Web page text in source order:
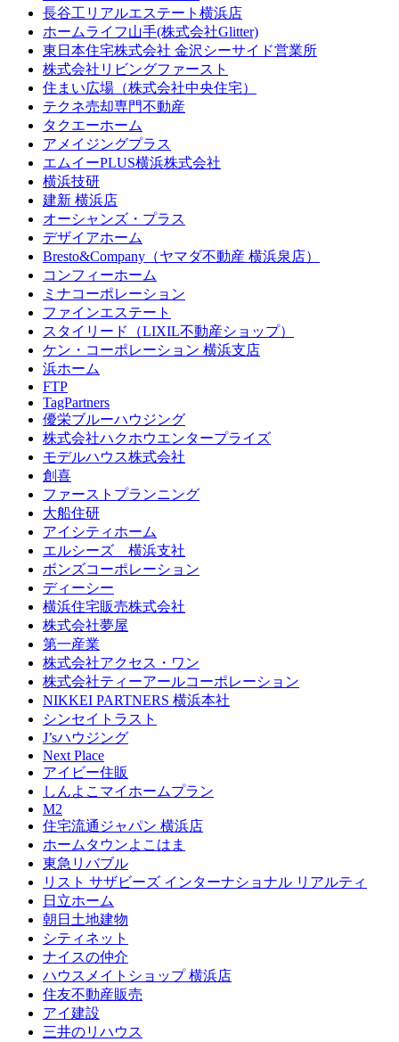
長谷工リアルエステート横浜店
ホームライフ山手(株式会社Glitter)
東日本住宅株式会社 金沢シーサイド営業所
株式会社リビングファースト
住まい広場（株式会社中央住宅）
テクネ売却専門不動産
タクエーホーム
アメイジングプラス
エムイーPLUS横浜株式会社
横浜技研
建新 横浜店
オーシャンズ・プラス
デザイアホーム
Bresto&Company（ヤマダ不動産 横浜泉店）
コンフィーホーム
ミナコーポレーション
ファインエステート
スタイリード（LIXIL不動産ショップ）
ケン・コーポレーション 横浜支店
浜ホーム
FTP
TagPartners
優栄ブルーハウジング
株式会社ハクホウエンタープライズ
モデルハウス株式会社
創喜
ファーストプランニング
大船住研
アイシティホーム
エルシーズ 横浜支社
ボンズコーポレーション
ディーシー
横浜住宅販売株式会社
株式会社夢屋
第一産業
株式会社アクセス・ワン
株式会社ティーアールコーポレーション
NIKKEI PARTNERS 横浜本社
シンセイトラスト
J’sハウジング
Next Place
アイビー住販
しんよこマイホームプラン
M2
住宅流通ジャパン 横浜店
ホームタウンよこはま
東急リバブル
リスト サザビーズ インターナショナル リアルティ
日立ホーム
朝日土地建物
シティネット
ナイスの仲介
ハウスメイトショップ 横浜店
住友不動産販売
アイ建設
三井のリハウス